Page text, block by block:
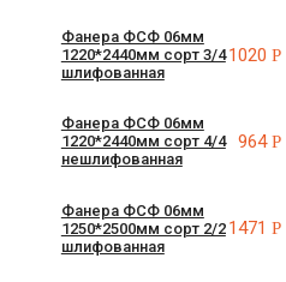
Фанера ФСФ 06мм
1220*2440мм сорт 3/4
шлифованная
1020Р
Фанера ФСФ 06мм
1220*2440мм сорт 4/4
нешлифованная
964Р
Фанера ФСФ 06мм
1250*2500мм сорт 2/2
шлифованная
1471Р